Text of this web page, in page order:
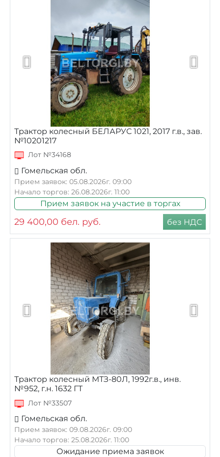
Трактор колесный БЕЛАРУС 1021, 2017 г.в., зав.
№10201217
Лот №34168
Гомельская обл.
Прием заявок: 05.08.2026г. 09:00
Начало торгов: 26.08.2026г. 11:00
Прием заявок на участие в торгах
29 400,00 бел. руб. без НДС
Трактор колесный МТЗ-80Л, 1992г.в., инв.
№952, г.н. 1632 ГТ
Лот №33507
Гомельская обл.
Прием заявок: 09.08.2026г. 09:00
Начало торгов: 25.08.2026г. 11:00
Ожидание приема заявок